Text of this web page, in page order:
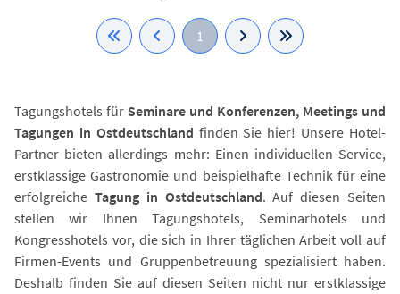
1
Tagungshotels für Seminare und Konferenzen, Meetings und
Tagungen in Ostdeutschland finden Sie hier! Unsere Hotel-
Partner bieten allerdings mehr: Einen individuellen Service,
erstklassige Gastronomie und beispielhafte Technik für eine
erfolgreiche Tagung in Ostdeutschland. Auf diesen Seiten
stellen wir Ihnen Tagungshotels, Seminarhotels und
Kongresshotels vor, die sich in Ihrer täglichen Arbeit voll auf
Firmen-Events und Gruppenbetreuung spezialisiert haben.
Deshalb finden Sie auf diesen Seiten nicht nur erstklassige